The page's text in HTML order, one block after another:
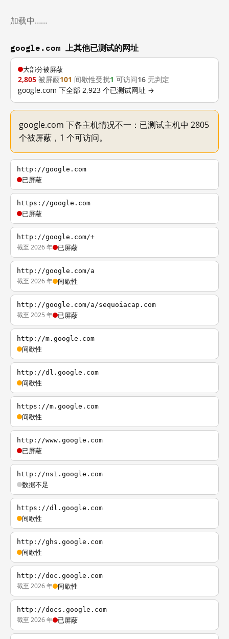
加载中……
google.com 上其他已测试的网址
大部分被屏蔽
2,805 被屏蔽101 间歇性受扰1 可访问16 无判定
google.com 下全部 2,923 个已测试网址 →
google.com 下各主机情况不一：已测试主机中 2805
个被屏蔽，1 个可访问。
http://google.com
已屏蔽
https://google.com
已屏蔽
http://google.com/+
截至 2026 年 已屏蔽
http://google.com/a
截至 2026 年 间歇性
http://google.com/a/sequoiacap.com
截至 2025 年 已屏蔽
http://m.google.com
间歇性
http://dl.google.com
间歇性
https://m.google.com
间歇性
http://www.google.com
已屏蔽
http://ns1.google.com
数据不足
https://dl.google.com
间歇性
http://ghs.google.com
间歇性
http://doc.google.com
截至 2026 年 间歇性
http://docs.google.com
截至 2026 年 已屏蔽